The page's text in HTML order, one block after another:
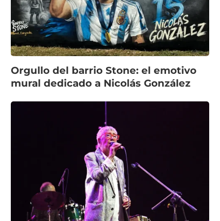
Orgullo del barrio Stone: el emotivo
mural dedicado a Nicolás González